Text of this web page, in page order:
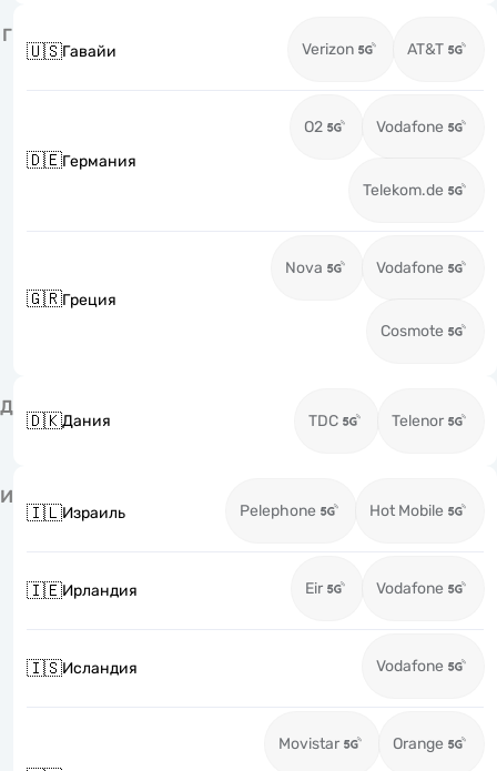
Г
🇺🇸Гавайи Verizon AT&T
🇩🇪Германия
O2 Vodafone
Telekom.de
🇬🇷Греция
Nova Vodafone
Cosmote
Д
🇩🇰Дания TDC Telenor
И
🇮🇱Израиль Pelephone Hot Mobile
🇮🇪Ирландия Eir Vodafone
🇮🇸Исландия Vodafone
Movistar Orange